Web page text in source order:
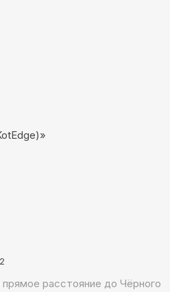
2
прямое расстояние до Чёрного